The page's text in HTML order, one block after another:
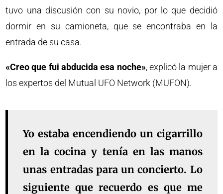
tuvo una discusión con su novio, por lo que decidió
dormir en su camioneta, que se encontraba en la
entrada de su casa.
«Creo que fui abducida esa noche», explicó la mujer a
los expertos del Mutual UFO Network (MUFON).
Yo estaba encendiendo un cigarrillo
en la cocina y tenía en las manos
unas entradas para un concierto. Lo
siguiente que recuerdo es que me